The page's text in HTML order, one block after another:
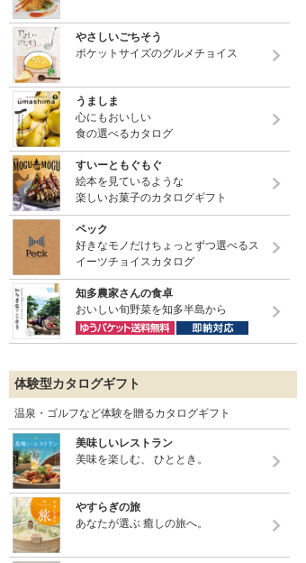
やさしいごちそう
ポケットサイズのグルメチョイス
うましま
心にもおいしい
食の選べるカタログ
すいーともぐもぐ
絵本を見ているような
楽しいお菓子のカタログギフト
ペック
好きなモノだけちょっとずつ選べるス
イーツチョイスカタログ
知多農家さんの食卓
おいしい旬野菜を知多半島から
体験型カタログギフト
温泉・ゴルフなど体験を贈るカタログギフト
美味しいレストラン
美味を楽しむ、 ひととき。
やすらぎの旅
あなたが選ぶ 癒しの旅へ。